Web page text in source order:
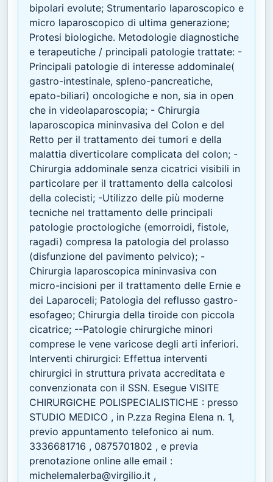
bipolari evolute; Strumentario laparoscopico e
micro laparoscopico di ultima generazione;
Protesi biologiche. Metodologie diagnostiche
e terapeutiche / principali patologie trattate: -
Principali patologie di interesse addominale(
gastro-intestinale, spleno-pancreatiche,
epato-biliari) oncologiche e non, sia in open
che in videolaparoscopia; - Chirurgia
laparoscopica mininvasiva del Colon e del
Retto per il trattamento dei tumori e della
malattia diverticolare complicata del colon; -
Chirurgia addominale senza cicatrici visibili in
particolare per il trattamento della calcolosi
della colecisti; -Utilizzo delle più moderne
tecniche nel trattamento delle principali
patologie proctologiche (emorroidi, fistole,
ragadi) compresa la patologia del prolasso
(disfunzione del pavimento pelvico); -
Chirurgia laparoscopica mininvasiva con
micro-incisioni per il trattamento delle Ernie e
dei Laparoceli; Patologia del reflusso gastro-
esofageo; Chirurgia della tiroide con piccola
cicatrice; --Patologie chirurgiche minori
comprese le vene varicose degli arti inferiori.
Interventi chirurgici: Effettua interventi
chirurgici in struttura privata accreditata e
convenzionata con il SSN. Esegue VISITE
CHIRURGICHE POLISPECIALISTICHE : presso
STUDIO MEDICO , in P.zza Regina Elena n. 1,
previo appuntamento telefonico ai num.
3336681716 , 0875701802 , e previa
prenotazione online alle email :
michelemalerba@virgilio.it ,